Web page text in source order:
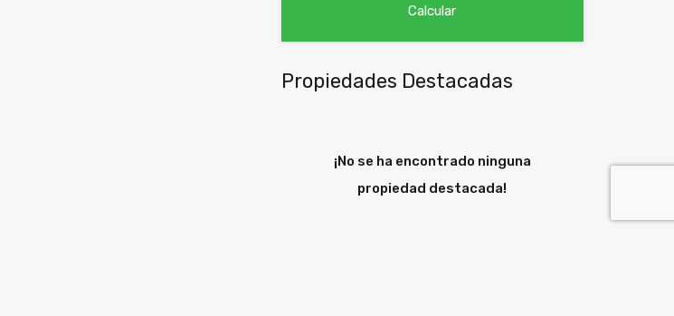
Propiedades Destacadas
¡No se ha encontrado ninguna
propiedad destacada!